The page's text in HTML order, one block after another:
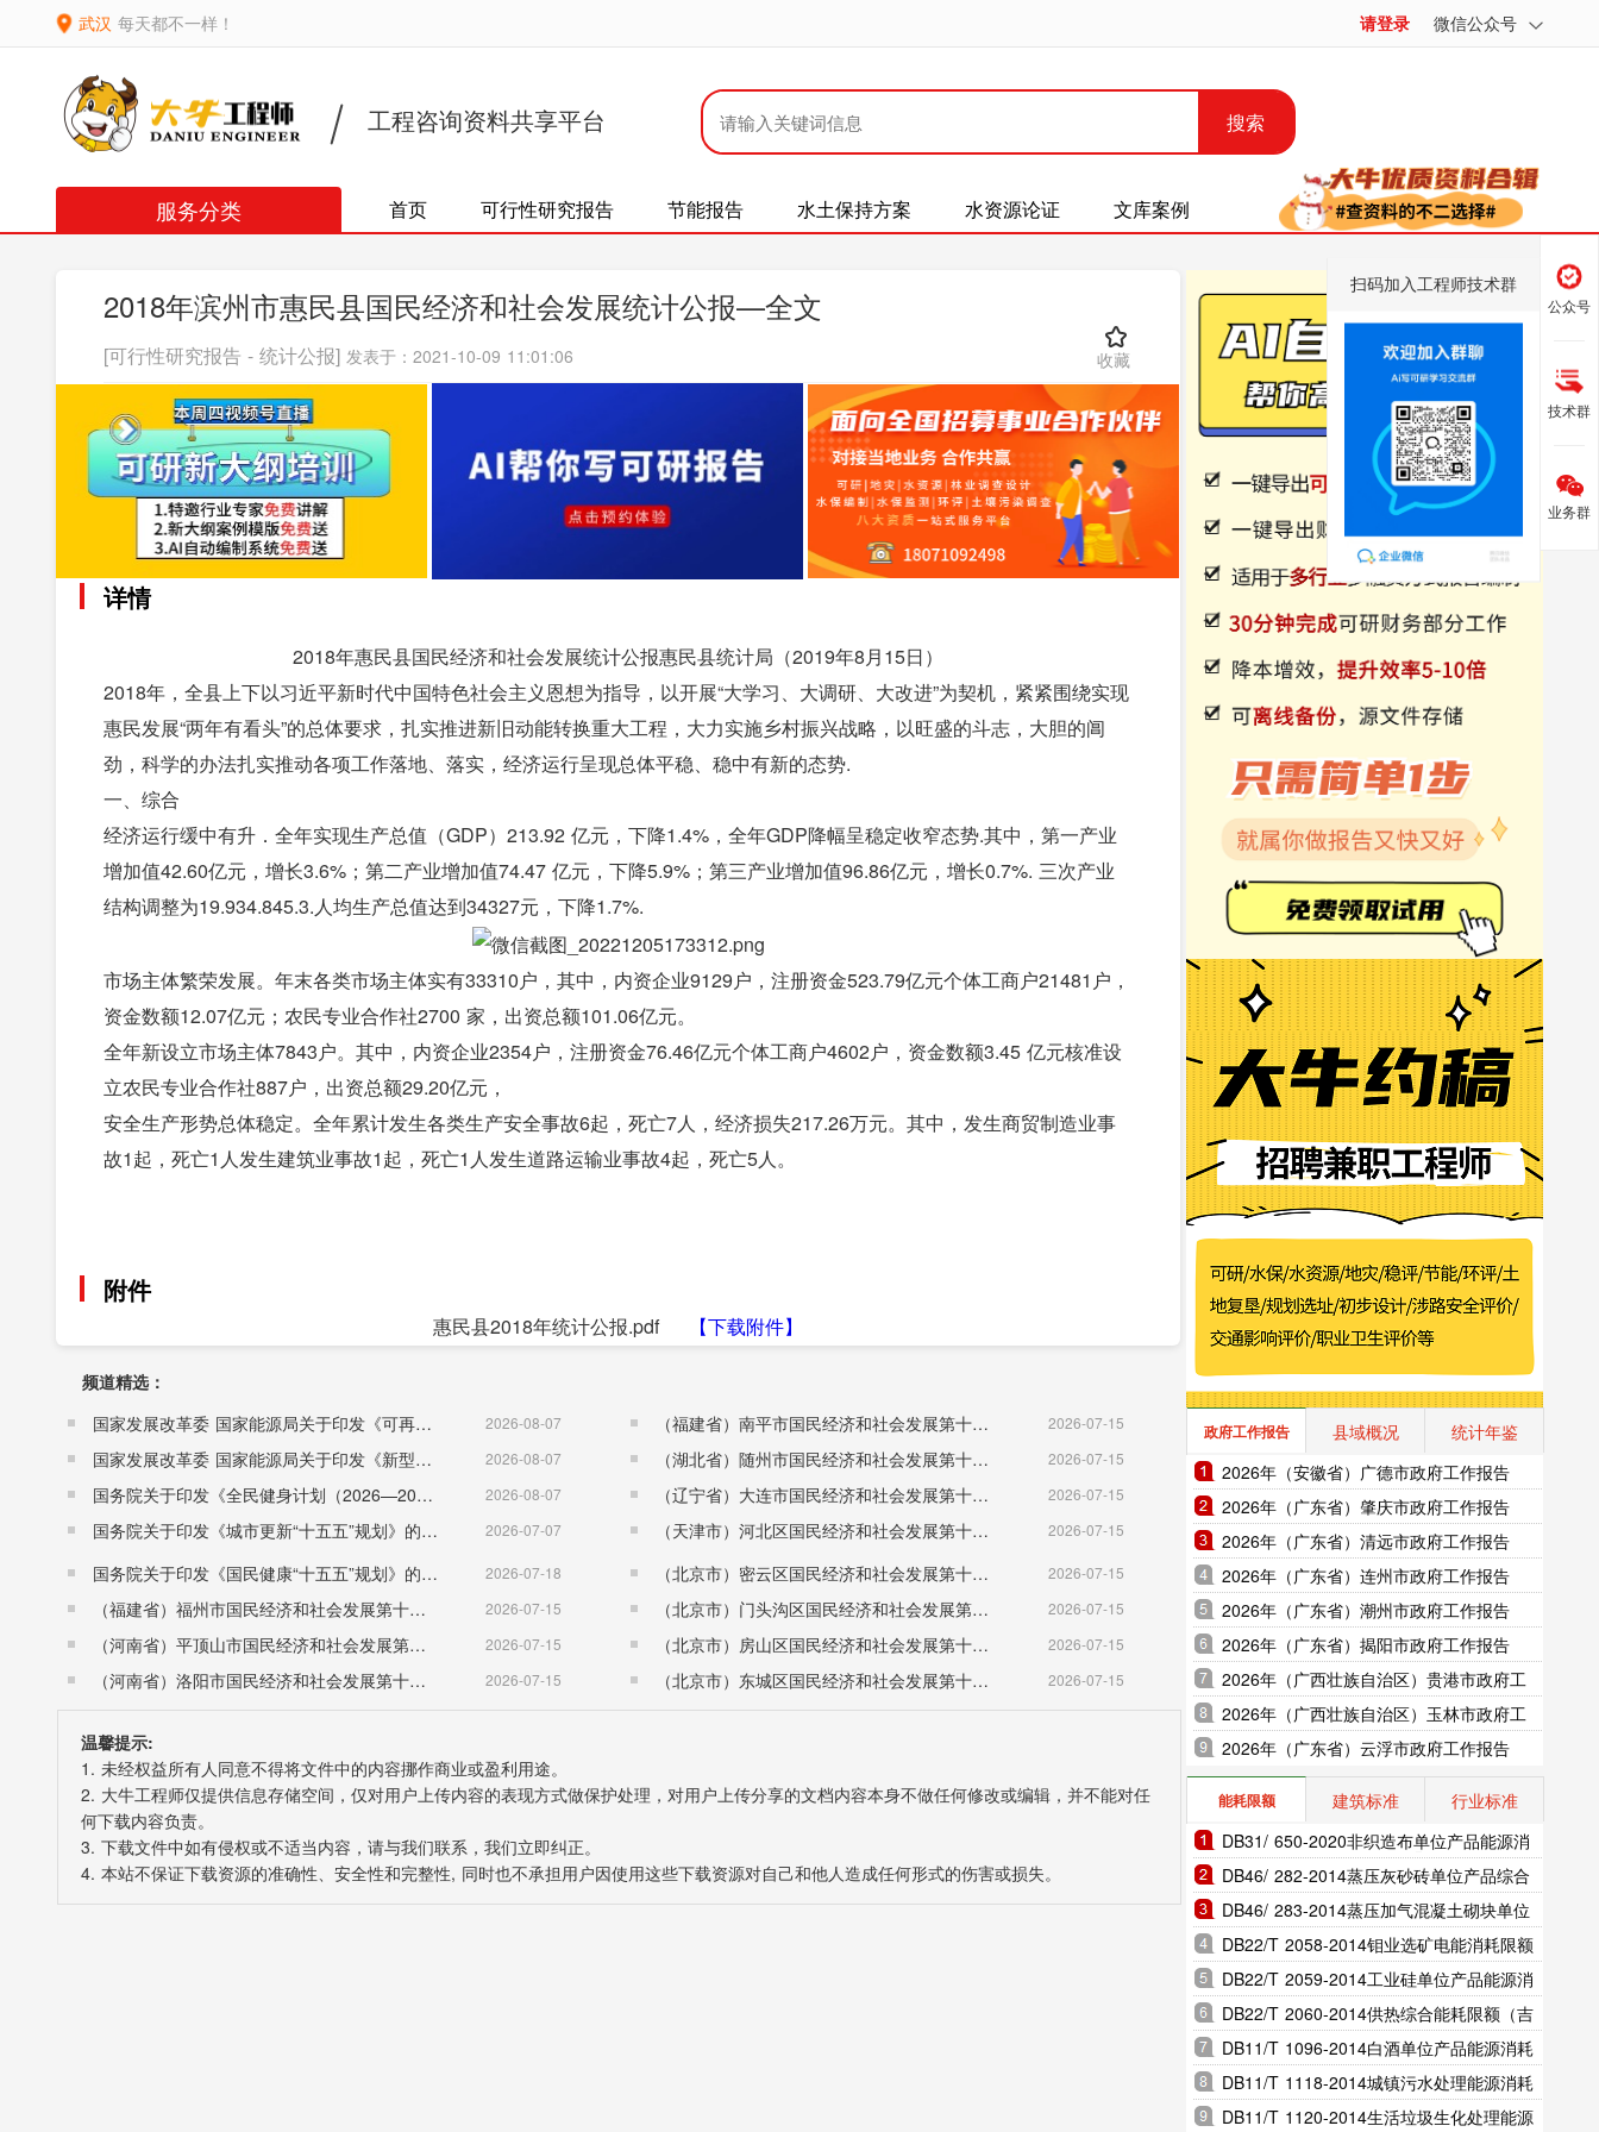
武汉 每天都不一样！ 请登录 微信公众号
工程咨询资料共享平台 搜索
服务分类 首页 可行性研究报告 节能报告 水土保持方案 水资源论证 文库案例
2018年滨州市惠民县国民经济和社会发展统计公报—全文
[可行性研究报告 - 统计公报] 发表于：2021-10-09 11:01:06 收藏
详情
2018年惠民县国民经济和社会发展统计公报惠民县统计局（2019年8月15日）
2018年，全县上下以习近平新时代中国特色社会主义恩想为指导，以开展“大学习、大调研、大改进”为契机，紧紧围绕实现
惠民发展“两年有看头”的总体要求，扎实推进新旧动能转换重大工程，大力实施乡村振兴战略，以旺盛的斗志，大胆的阊
劲，科学的办法扎实推动各项工作落地、落实，经济运行呈现总体平稳、稳中有新的态势.
一、综合
经济运行缓中有升．全年实现生产总值（GDP）213.92 亿元，下降1.4%，全年GDP降幅呈稳定收窄态势.其中，第一产业
增加值42.60亿元，增长3.6%；第二产业增加值74.47 亿元，下降5.9%；第三产业增加值96.86亿元，增长0.7%. 三次产业
结构调整为19.934.845.3.人均生产总值达到34327元，下降1.7%.
市场主体繁荣发展。年末各类市场主体实有33310户，其中，内资企业9129户，注册资金523.79亿元个体工商户21481户，
资金数额12.07亿元；农民专业合作社2700 家，出资总额101.06亿元。
全年新设立市场主体7843户。其中，内资企业2354户，注册资金76.46亿元个体工商户4602户，资金数额3.45 亿元核准设
立农民专业合作社887户，出资总额29.20亿元，
安全生产形势总体稳定。全年累计发生各类生产安全事故6起，死亡7人，经济损失217.26万元。其中，发生商贸制造业事
故1起，死亡1人发生建筑业事故1起，死亡1人发生道路运输业事故4起，死亡5人。
附件
惠民县2018年统计公报.pdf 【下载附件】
频道精选：
国家发展改革委 国家能源局关于印发《可再生能源发展“十五五”规划》的通知 （发改能源〔2026〕1067号）
2026-08-07
国家发展改革委 国家能源局关于印发《新型电力系统建设“十五五”规划》的通知​ （发改能源〔2026〕942号） 2026-08-07
国务院关于印发《全民健身计划（2026—2030年）》的通知 （国发〔2026〕26号） 2026-08-07
国务院关于印发《城市更新“十五五”规划》的通知（国发〔2026〕12号） 2026-07-07
国务院关于印发《国民健康“十五五”规划》的通知 （国发〔2026〕23号） 2026-07-18
（福建省）福州市国民经济和社会发展第十五个五年规划纲要 2026-07-15
（河南省）平顶山市国民经济和社会发展第十五个五年规划纲要 2026-07-15
（河南省）洛阳市国民经济和社会发展第十五个五年规划纲要 2026-07-15
（福建省）南平市国民经济和社会发展第十五个五年规划纲要 2026-07-15
（湖北省）随州市国民经济和社会发展第十五个五年规划纲要 2026-07-15
（辽宁省）大连市国民经济和社会发展第十五个五年规划纲要 2026-07-15
（天津市）河北区国民经济和社会发展第十五个五年规划纲要 2026-07-15
（北京市）密云区国民经济和社会发展第十五个五年规划纲要 2026-07-15
（北京市）门头沟区国民经济和社会发展第十五个五年规划纲要 2026-07-15
（北京市）房山区国民经济和社会发展第十五个五年规划纲要 2026-07-15
（北京市）东城区国民经济和社会发展第十五个五年规划纲要 2026-07-15
温馨提示:
1. 未经权益所有人同意不得将文件中的内容挪作商业或盈利用途。
2. 大牛工程师仅提供信息存储空间，仅对用户上传内容的表现方式做保护处理，对用户上传分享的文档内容本身不做任何修改或编辑，并不能对任
何下载内容负责。
3. 下载文件中如有侵权或不适当内容，请与我们联系，我们立即纠正。
4. 本站不保证下载资源的准确性、安全性和完整性, 同时也不承担用户因使用这些下载资源对自己和他人造成任何形式的伤害或损失。
政府工作报告 县域概况
统计年鉴
2026年（安徽省）广德市政府工作报告
2026年（广东省）肇庆市政府工作报告
2026年（广东省）清远市政府工作报告
2026年（广东省）连州市政府工作报告
2026年（广东省）潮州市政府工作报告
2026年（广东省）揭阳市政府工作报告
2026年（广西壮族自治区）贵港市政府工
作报告
2026年（广西壮族自治区）玉林市政府工
作报告
2026年（广东省）云浮市政府工作报告
能耗限额 建筑标准
行业标准
DB31/ 650-2020非织造布单位产品能源消
耗限额（上海市地方标准）
DB46/ 282-2014蒸压灰砂砖单位产品综合
能耗和电耗限额（海南省地方标准）
DB46/ 283-2014蒸压加气混凝土砌块单位
产品综合能耗和电耗限额（海南省地方标
准）
DB22/T 2058-2014钼业选矿电能消耗限额
（吉林省地方标准）
DB22/T 2059-2014工业硅单位产品能源消
耗限额（吉林省地方标准）
DB22/T 2060-2014供热综合能耗限额（吉
林省地方标准）
DB11/T 1096-2014白酒单位产品能源消耗
限额（北京市地方标准）
DB11/T 1118-2014城镇污水处理能源消耗
限额（北京市地方标准）
DB11/T 1120-2014生活垃圾生化处理能源
公众号
技术群
扫码加入工程师技术群
业务群